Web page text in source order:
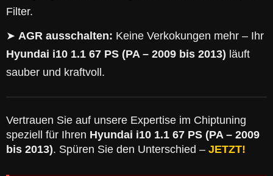
Filter.
➤ AGR ausschalten: Keine Verkokungen mehr – Ihr
Hyundai i10 1.1 67 PS (PA – 2009 bis 2013) läuft
sauber und kraftvoll.
Vertrauen Sie auf unsere Expertise im Chiptuning
speziell für Ihren Hyundai i10 1.1 67 PS (PA – 2009
bis 2013). Spüren Sie den Unterschied – JETZT!